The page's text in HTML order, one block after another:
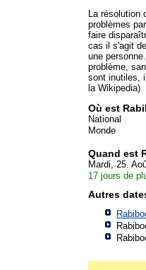
La
problèmes
faire
cas il s'agit
une
problème,
sont inutiles,
la Wikipedia)
Où est
National
Monde
Quand est
Mardi, 25.
17 jours de
Autres